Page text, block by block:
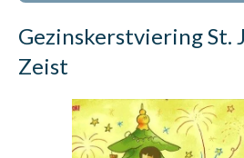
Gezinskerstviering St.
Zeist